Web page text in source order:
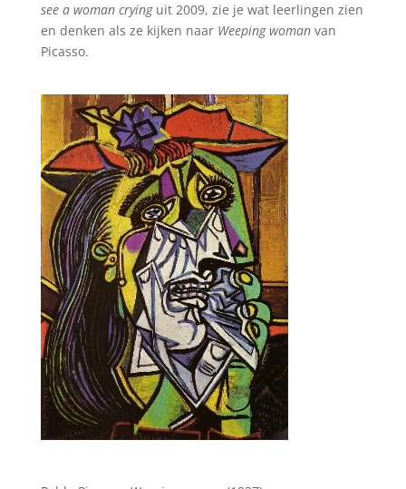
see a woman cryinguit 2009, zie je wat leerlingen zien
en denken als ze kijken naar Weeping womanvan
Picasso.